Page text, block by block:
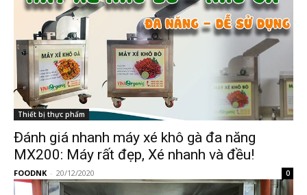
Thiết bị thực phẩm
Đánh giá nhanh máy xé khô gà đa năng
MX200: Máy rất đẹp, Xé nhanh và đều!
FOODNK - 20/12/2020 0